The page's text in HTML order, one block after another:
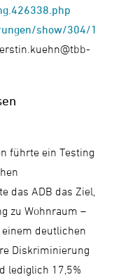
show/304/1
führte ein Testing
das ADB das Ziel,
zu Wohnraum –
deutlichen
Diskriminierung
lediglich 17,5%